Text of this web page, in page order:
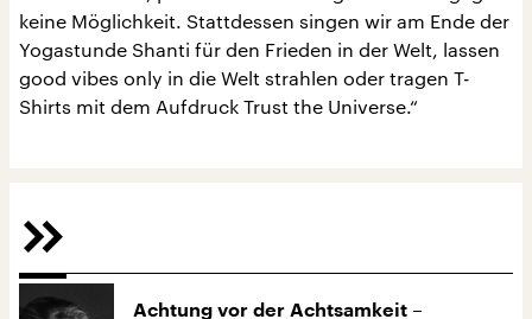
keine Möglichkeit. Stattdessen singen wir am Ende der
Yogastunde Shanti für den Frieden in der Welt, lassen
good vibes only in die Welt strahlen oder tragen T-
Shirts mit dem Aufdruck Trust the Universe.“
Achtung vor der Achtsamkeit –